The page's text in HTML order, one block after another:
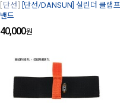
단선
[단선/DANSUN] 실린더 클램프
밴드
40,000원